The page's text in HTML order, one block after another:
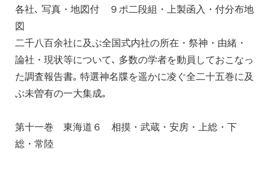
各社､ 写真・地図付 ９ポ二段組・上製函入・付分布地
図
二千八百余社に及ぶ全国式内社の所在・祭神・由緒・
論社・現状等について､ 多数の学者を動員しておこなっ
た調査報告書｡ 特選神名牒を遥かに凌ぐ全二十五巻に及
ぶ未曽有の一大集成｡
第十一巻 東海道６ 相摸・武蔵・安房・上総・下
総・常陸